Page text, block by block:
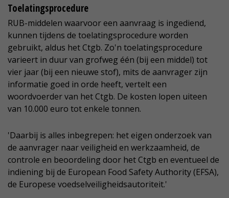
Toelatingsprocedure
RUB-middelen waarvoor een aanvraag is ingediend,
kunnen tijdens de toelatingsprocedure worden
gebruikt, aldus het Ctgb. Zo'n toelatingsprocedure
varieert in duur van grofweg één (bij een middel) tot
vier jaar (bij een nieuwe stof), mits de aanvrager zijn
informatie goed in orde heeft, vertelt een
woordvoerder van het Ctgb. De kosten lopen uiteen
van 10.000 euro tot enkele tonnen.
'Daarbij is alles inbegrepen: het eigen onderzoek van
de aanvrager naar veiligheid en werkzaamheid, de
controle en beoordeling door het Ctgb en eventueel de
indiening bij de European Food Safety Authority (EFSA),
de Europese voedselveiligheidsautoriteit.'